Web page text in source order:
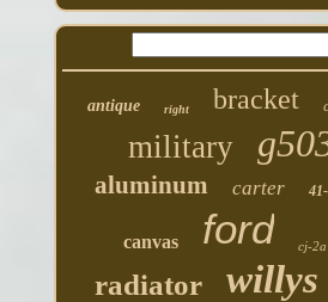
antique right bracket
military
aluminum carter
canvas ford cj-2a
radiator willys